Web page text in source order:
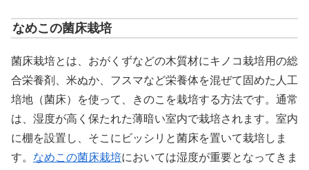
なめこの菌床栽培
菌床栽培とは、おがくずなどの木質材にキノコ栽培用の総
合栄養剤、米ぬか、フスマなど栄養体を混ぜて固めた人工
培地（菌床）を使って、きのこを栽培する方法です。通常
は、湿度が高く保たれた薄暗い室内で栽培されます。室内
に棚を設置し、そこにビッシリと菌床を置いて栽培しま
す。 なめこの菌床栽培においては湿度が重要となってきま